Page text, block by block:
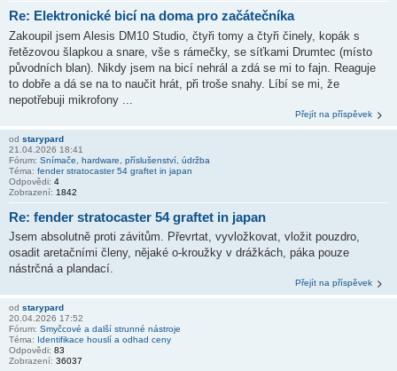
Re: Elektronické bicí na doma pro začátečníka
Zakoupil jsem Alesis DM10 Studio, čtyři tomy a čtyři činely, kopák s
řetězovou šlapkou a snare, vše s rámečky, se síťkami Drumtec (místo
původních blan). Nikdy jsem na bicí nehrál a zdá se mi to fajn. Reaguje
to dobře a dá se na to naučit hrát, při troše snahy. Líbí se mi, že
nepotřebuji mikrofony ...
Přejít na příspěvek
od starypard
21.04.2026 18:41
Fórum: Snímače, hardware, příslušenství, údržba
Téma: fender stratocaster 54 graftet in japan
Odpovědi: 4
Zobrazení: 1842
Re: fender stratocaster 54 graftet in japan
Jsem absolutně proti závitům. Převrtat, vyvložkovat, vložit pouzdro,
osadit aretačními členy, nějaké o-kroužky v drážkách, páka pouze
nástrčná a plandací.
Přejít na příspěvek
od starypard
20.04.2026 17:52
Fórum: Smyčcové a další strunné nástroje
Téma: Identifikace houslí a odhad ceny
Odpovědi: 83
Zobrazení: 36037